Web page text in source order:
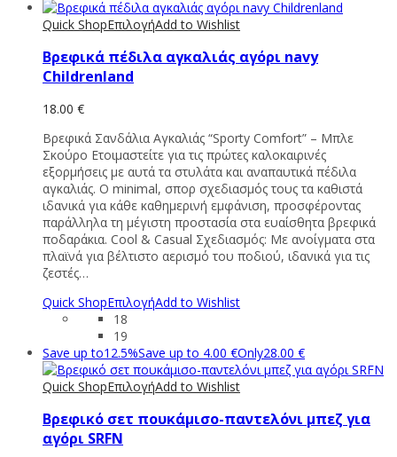
Quick ShopΕπιλογήAdd to Wishlist
Bρεφικά πέδιλα αγκαλιάς αγόρι navy
Childrenland
18.00 €
Βρεφικά Σανδάλια Αγκαλιάς “Sporty Comfort” – Μπλε
Σκούρο Ετοιμαστείτε για τις πρώτες καλοκαιρινές
εξορμήσεις με αυτά τα στυλάτα και αναπαυτικά πέδιλα
αγκαλιάς. Ο minimal, σπορ σχεδιασμός τους τα καθιστά
ιδανικά για κάθε καθημερινή εμφάνιση, προσφέροντας
παράλληλα τη μέγιστη προστασία στα ευαίσθητα βρεφικά
ποδαράκια. Cool & Casual Σχεδιασμός: Με ανοίγματα στα
πλαϊνά για βέλτιστο αερισμό του ποδιού, ιδανικά για τις
ζεστές…
Quick ShopΕπιλογήAdd to Wishlist
18
19
Save up to12.5%Save up to 4.00 €Only28.00 €
Quick ShopΕπιλογήAdd to Wishlist
Bρεφικό σετ πουκάμισο-παντελόνι μπεζ για
αγόρι SRFN